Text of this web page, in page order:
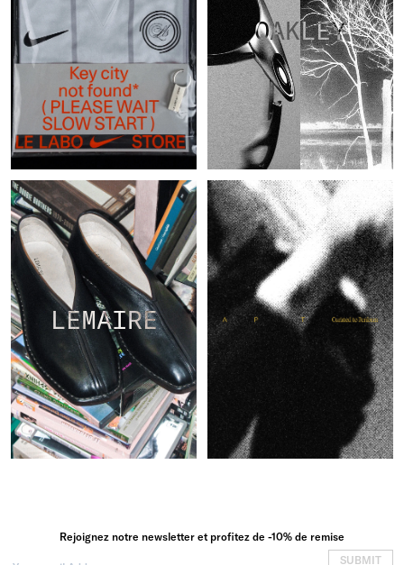
OAKLEY
LEMAIRE
Rejoignez notre newsletter et profitez de -10% de remise
SUBMIT